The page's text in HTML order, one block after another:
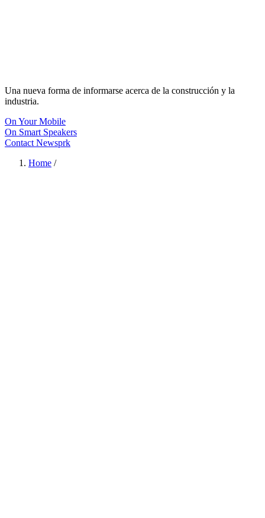
Una nueva forma de informarse acerca de la construcción y la
industria.
On Your Mobile
On Smart Speakers
Contact Newsprk
Home /